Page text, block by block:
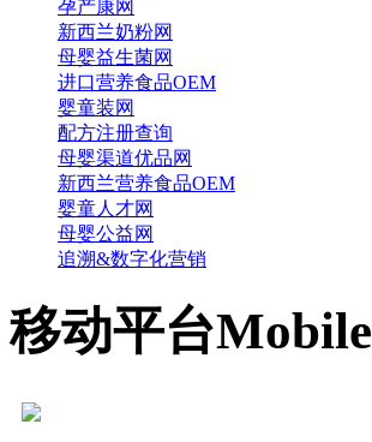
孕产康网
新西兰奶粉网
母婴益生菌网
进口营养食品OEM
婴童装网
配方注册查询
母婴渠道优品网
新西兰营养食品OEM
婴童人才网
母婴公益网
追溯&数字化营销
移动平台Mobile